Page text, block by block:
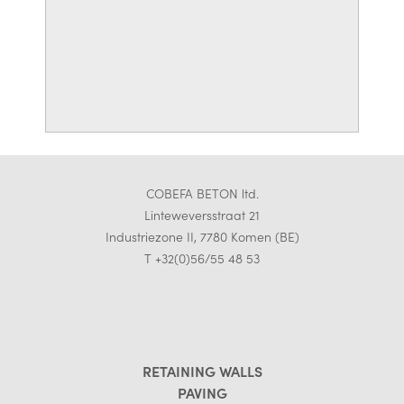
COBEFA BETON ltd.
Linteweversstraat 21
Industriezone II, 7780 Komen (BE)
T +32(0)56/55 48 53
RETAINING WALLS
PAVING